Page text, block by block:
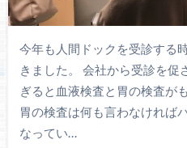
今年も人間ドックを受診する
きました。 会社から受診を促
ぎると血液検査と胃の検査が
胃の検査は何も言わなければ
なってい…